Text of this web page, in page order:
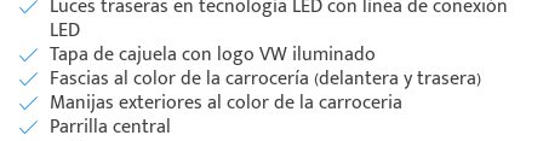
Luces traseras en tecnología LED con línea de conexión
LED
Tapa de cajuela con logo VW iluminado
Fascias al color de la carrocería (delantera y trasera)
Manijas exteriores al color de la carroceria
Parrilla central